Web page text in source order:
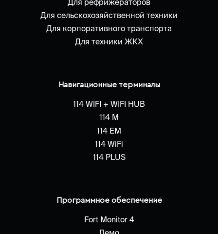
Для рефрижераторов
Для сельскохозяйственной техники
Для корпоративного транспорта
Для техники ЖКХ
Навигационные терминалы
114 WIFI + WIFI HUB
114 M
114 EM
114 WiFi
114 PLUS
Программное обеспечение
Fort Monitor 4